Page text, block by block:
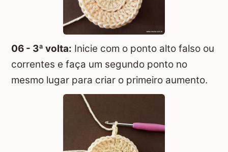
06 - 3ª volta: Inicie com o ponto alto falso ou
correntes e faça um segundo ponto no
mesmo lugar para criar o primeiro aumento.